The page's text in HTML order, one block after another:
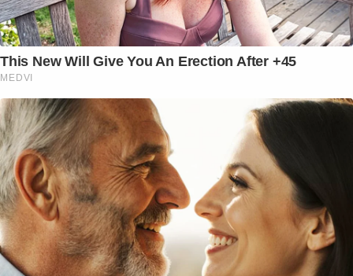
This New Will Give You An Erection After +45
MEDVI